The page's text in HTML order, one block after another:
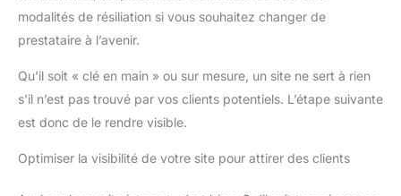
modalités de résiliation si vous souhaitez changer de
prestataire à l’avenir.
Qu’il soit « clé en main » ou sur mesure, un site ne sert à rien
s’il n’est pas trouvé par vos clients potentiels. L’étape suivante
est donc de le rendre visible.
Optimiser la visibilité de votre site pour attirer des clients